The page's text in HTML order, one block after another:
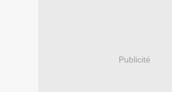
Publicité